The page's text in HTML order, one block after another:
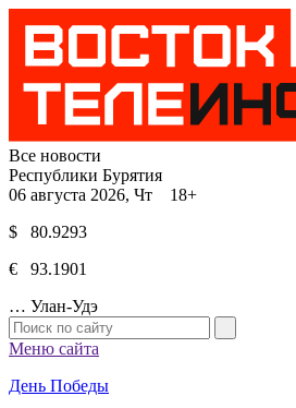
Все новости
Республики Бурятия
06 августа 2026, Чт 18+
$ 80.9293
€ 93.1901
… Улан-Удэ
Меню сайта
День Победы